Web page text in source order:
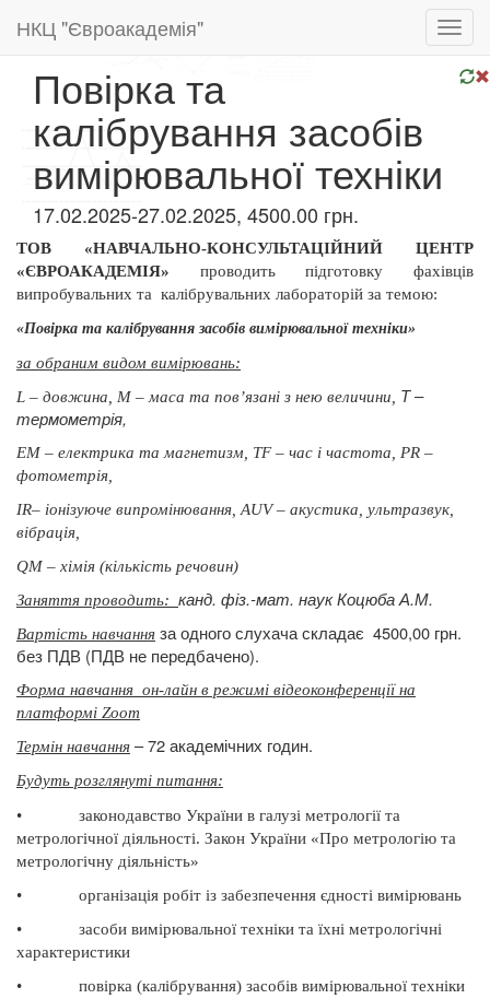
НКЦ "Євроакадемія"
Повірка та
калібрування засобів
вимірювальної техніки
17.02.2025-27.02.2025, 4500.00 грн.
ТОВ «НАВЧАЛЬНО-КОНСУЛЬТАЦІЙНИЙ ЦЕНТР
«ЄВРОАКАДЕМІЯ» проводить підготовку фахівців
випробувальних та калібрувальних лабораторій за темою:
«Повірка та калібрування засобів вимірювальної техніки»
за обраним видом вимірювань:
L – довжина, М – маса та пов’язані з нею величини,
Т –
термометрія,
ЕМ – електрика та магнетизм, ТF – час і частота, РR –
фотометрія,
ІR– іонізуюче випромінювання, АUV – акустика, ультразвук,
вібрація,
QМ – хімія (кількість речовин)
Заняття проводить: канд. фіз.-мат. наукКоцюба А.М.
Вартість навчання за одного слухача складає 4500,00 грн.
без ПДВ (ПДВ не передбачено).
Форма навчання он-лайн в режимі відеоконференції на
платформі Zoom
Термін навчання – 72 академічних годин.
Будуть розглянуті питання:
•
законодавство України в галузі метрології та
метрологічної діяльності. Закон України «Про метрологію та
метрологічну діяльність»
•
організація робіт із забезпечення єдності вимірювань
•
засоби вимірювальної техніки та їхні метрологічні
характеристики
•
повірка (калібрування) засобів вимірювальної техніки